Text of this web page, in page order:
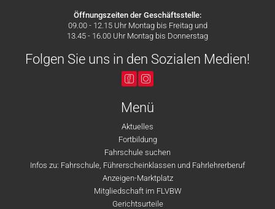
Öffnungszeiten der Geschäftsstelle:
09.00 - 12.15 Uhr Montag bis Freitag und
13.45 - 16.00 Uhr Montag bis Donnerstag
Folgen Sie uns in den Sozialen Medien!
Menü
Aktuelles
Fortbildung
Fahrschule suchen
Infos zu: Fahrschule, Führerscheinklassen und Fahrlehrerberuf
Anzeigen-Marktplatz
Mitgliedschaft im FLVBW
Gerichtsurteile